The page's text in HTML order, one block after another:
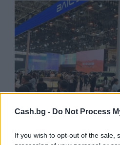
Cash.bg - Do Not Process
If you wish to opt-out of the sale,